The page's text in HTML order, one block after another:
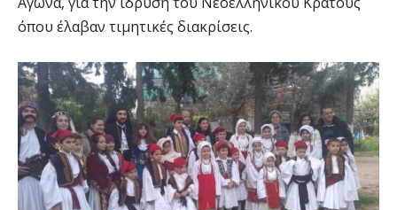
όπου έλαβαν τιμητικές διακρίσεις.